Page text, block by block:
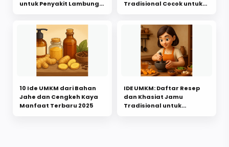
untuk Penyakit Lambung
Tradisional Cocok untuk
10 Ide UMKM dari Bahan
Jahe dan Cengkeh Kaya
Manfaat Terbaru 2025
IDE UMKM: Daftar Resep
dan Khasiat Jamu
Tradisional untuk